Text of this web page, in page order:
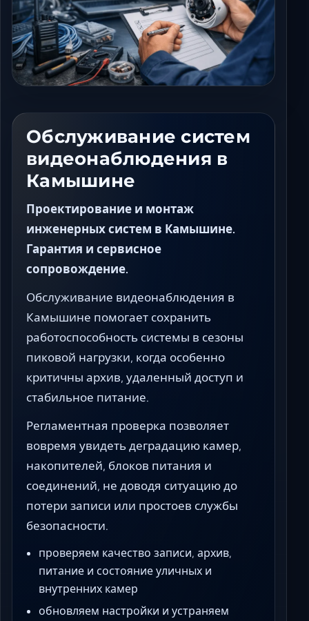
Пятигорск
Ростов-на-Дону
Севастополь
Симферополь
Сочи
Феодосия
Обслуживание систем
видеонаблюдения в
Камышине
Проектирование и монтаж
инженерных систем в Камышине.
Гарантия и сервисное
сопровождение.
Обслуживание видеонаблюдения в
Камышине помогает сохранить
работоспособность системы в сезоны
пиковой нагрузки, когда особенно
критичны архив, удаленный доступ и
стабильное питание.
Регламентная проверка позволяет
вовремя увидеть деградацию камер,
накопителей, блоков питания и
соединений, не доводя ситуацию до
потери записи или простоев службы
безопасности.
проверяем качество записи, архив,
питание и состояние уличных и
внутренних камер
обновляем настройки и устраняем